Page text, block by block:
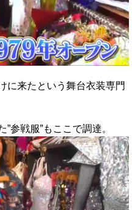
に来たという舞台衣装専門
参戦服”もここで調達。